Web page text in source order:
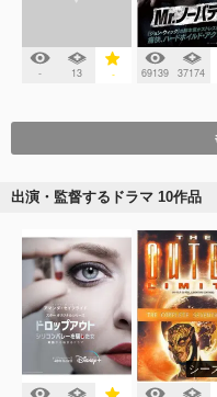
- 13 - 69139 37174
出演・監督するドラマ 10作品
シー